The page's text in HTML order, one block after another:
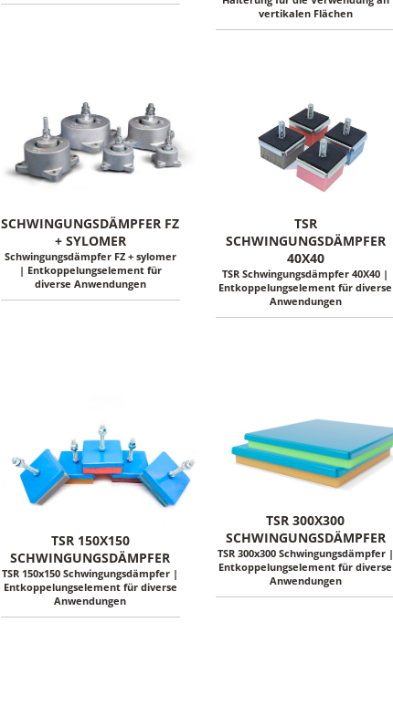
vertikalen Flächen
SCHWINGUNGSDÄMPFER FZ
+ SYLOMER
Schwingungsdämpfer FZ + sylomer
| Entkoppelungselement für
diverse Anwendungen
TSR
SCHWINGUNGSDÄMPFER
40X40
TSR Schwingungsdämpfer 40X40 |
Entkoppelungselement für diverse
Anwendungen
TSR 150X150
SCHWINGUNGSDÄMPFER
TSR 150x150 Schwingungsdämpfer |
Entkoppelungselement für diverse
Anwendungen
TSR 300X300
SCHWINGUNGSDÄMPFER
TSR 300x300 Schwingungsdämpfer |
Entkoppelungselement für diverse
Anwendungen